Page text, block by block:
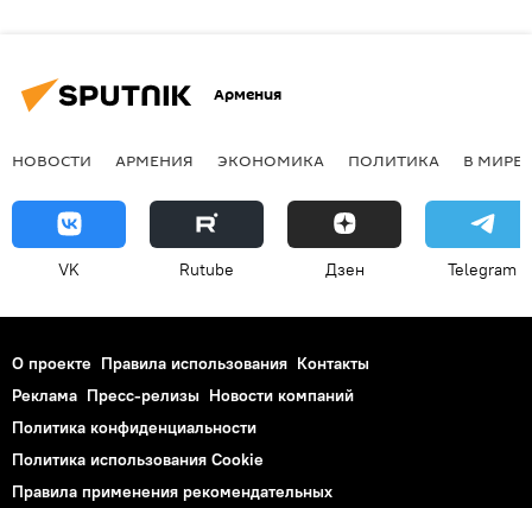
Армения
НОВОСТИ АРМЕНИЯ ЭКОНОМИКА ПОЛИТИКА В МИРЕ
VK Rutube Дзен Telegram
О проекте Правила использования Контакты
Реклама Пресс-релизы Новости компаний
Политика конфиденциальности
Политика использования Cookie
Правила применения рекомендательных